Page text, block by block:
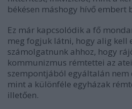
békésen máshogy hívő embert
Ez már kapcsolódik a fő
meg fogjuk látni, hogy alig kell
számolgatnunk ahhoz, hogy
kommunizmus rémtettei az
szempontjából egyáltalán nem
mint a különféle egyházak
illetően.